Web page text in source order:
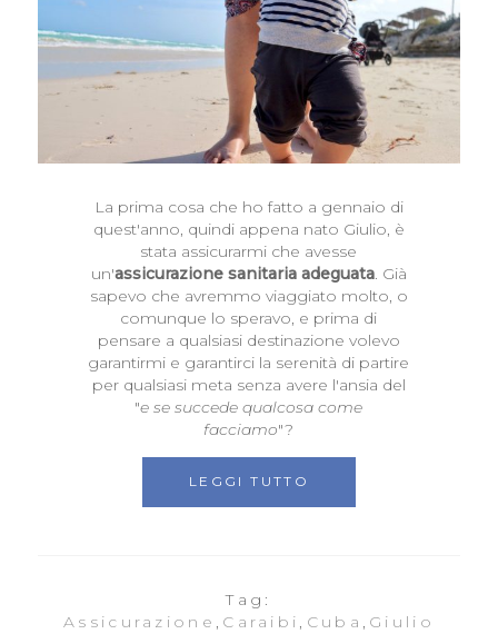
La prima cosa che ho fatto a gennaio di
quest'anno, quindi appena nato Giulio, è
stata assicurarmi che avesse
un'assicurazione sanitaria adeguata. Già
sapevo che avremmo viaggiato molto, o
comunque lo speravo, e prima di
pensare a qualsiasi destinazione volevo
garantirmi e garantirci la serenità di partire
per qualsiasi meta senza avere l'ansia del
"e se succede qualcosa come
facciamo"?
LEGGI TUTTO
Tag:
Assicurazione , Caraibi , Cuba , Giulio